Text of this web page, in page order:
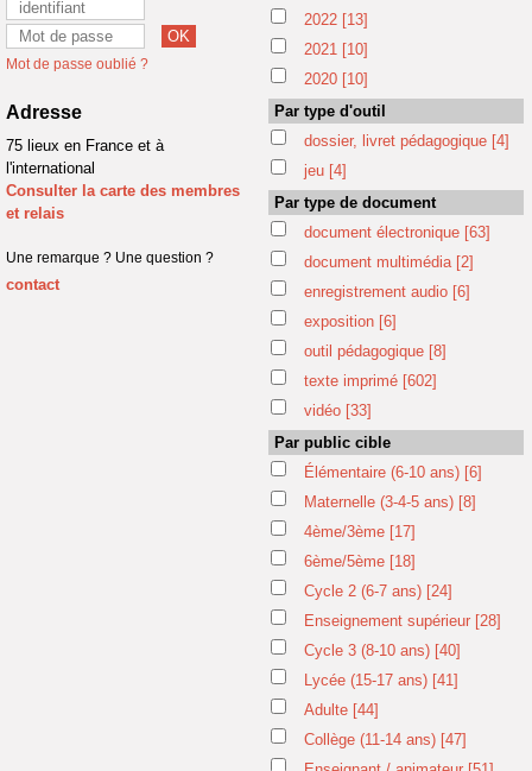
Mot de passe oublié ?
Adresse
75 lieux en France et à
l'international
Consulter la carte des membres
et relais
Une remarque ? Une question ?
contact
2022 [13]
2021 [10]
2020 [10]
Par type d'outil
dossier, livret pédagogique [4]
jeu [4]
Par type de document
document électronique [63]
document multimédia [2]
enregistrement audio [6]
exposition [6]
outil pédagogique [8]
texte imprimé [602]
vidéo [33]
Par public cible
Élémentaire (6-10 ans) [6]
Maternelle (3-4-5 ans) [8]
4ème/3ème [17]
6ème/5ème [18]
Cycle 2 (6-7 ans) [24]
Enseignement supérieur [28]
Cycle 3 (8-10 ans) [40]
Lycée (15-17 ans) [41]
Adulte [44]
Collège (11-14 ans) [47]